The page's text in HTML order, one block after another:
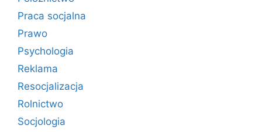
Praca socjalna
Prawo
Psychologia
Reklama
Resocjalizacja
Rolnictwo
Socjologia